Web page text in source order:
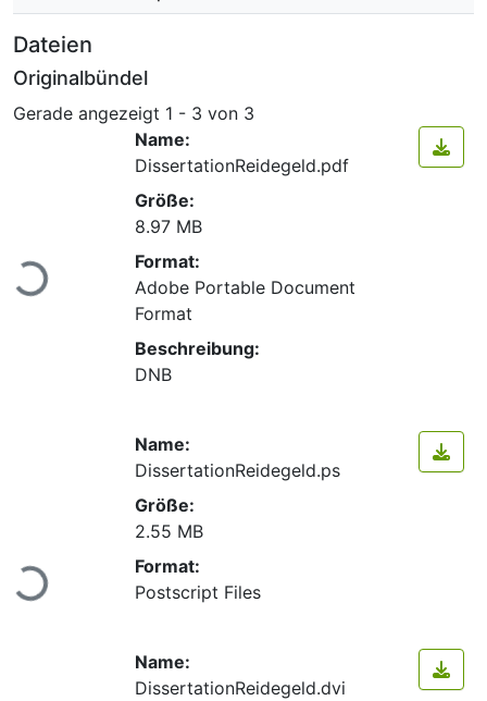
Dateien
Originalbündel
Gerade angezeigt 1 - 3 von 3
Lade...
Name:
DissertationReidegeld.pdf
Größe:
8.97 MB
Format:
Adobe Portable Document
Format
Beschreibung:
DNB
Lade...
Name:
DissertationReidegeld.ps
Größe:
2.55 MB
Format:
Postscript Files
Name:
DissertationReidegeld.dvi